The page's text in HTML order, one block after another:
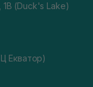
1В (Duck's Lake)
Екватор)